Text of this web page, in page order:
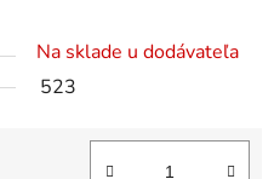
Na sklade u dodávateľa
523